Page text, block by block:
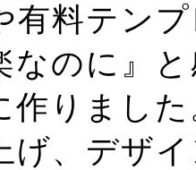
有料テン
なのに』
作りまし
げ、デザ